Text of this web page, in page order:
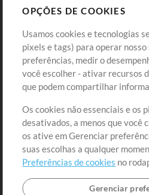
Comprar Créditos
Conteúdo Grátis
Solicite uma Música
Extras
Sessões
Envie seu conteúdo
Playlist
MT Conference
Ir
OPÇÕES DE COOKIES
Usamos cookies e tecnologias
pixels e tags) para operar
preferências, medir o
você escolher - ativar recursos
que podem compartilhar
Os cookies não essenciais e os
desativados, a menos que você
os ative em Gerenciar
suas escolhas a qualquer
Preferências de cookies no
Gerenciar